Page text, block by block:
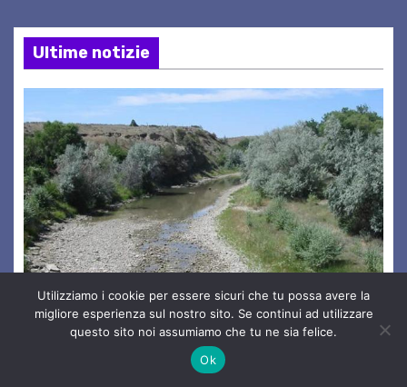
Ultime notizie
ATTUALITA'
Utilizziamo i cookie per essere sicuri che tu possa avere la
migliore esperienza sul nostro sito. Se continui ad utilizzare
questo sito noi assumiamo che tu ne sia felice.
Ok